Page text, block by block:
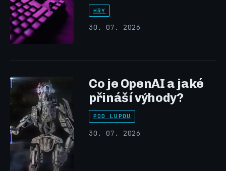
HRY
30. 07. 2026
Co je OpenAI a jaké
přináší výhody?
POD LUPOU
30. 07. 2026